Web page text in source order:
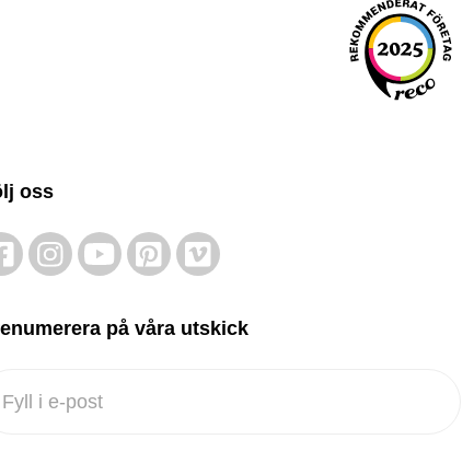
oss
på våra utskick